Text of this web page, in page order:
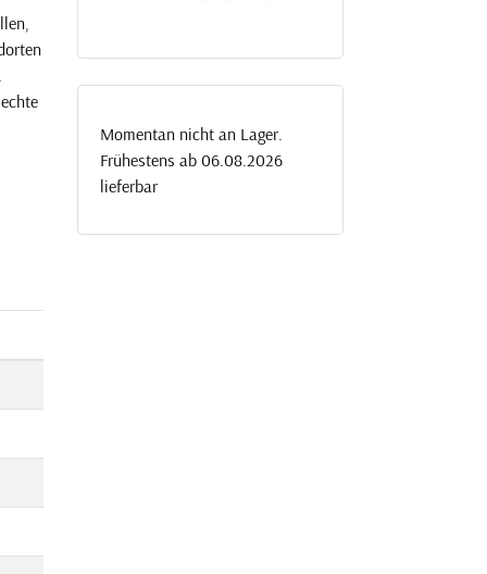
Momentan nicht an Lager.
Frühestens ab 06.08.2026
lieferbar